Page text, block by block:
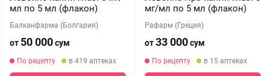
мл по 5 мл (флакон)
Балканфарма (Болгария)
от 50 000сум
По рецепту в 419 аптеках
мг/мл по 5 мл (флакон)
Рафарм (Греция)
от33 000сум
По рецепту в 15 аптеках